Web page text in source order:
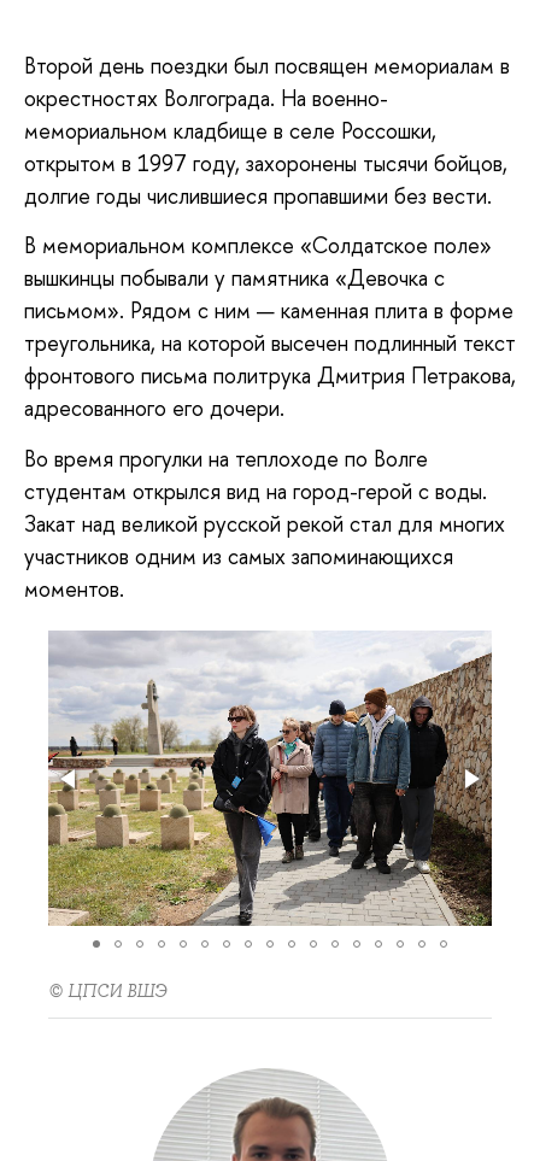
Второй день поездки был посвящен мемориалам в
окрестностях Волгограда. На военно-
мемориальном кладбище в селе Россошки,
открытом в 1997 году, захоронены тысячи бойцов,
долгие годы числившиеся пропавшими без вести.
В мемориальном комплексе «Солдатское поле»
вышкинцы побывали у памятника «Девочка с
письмом». Рядом с ним — каменная плита в форме
треугольника, на которой высечен подлинный текст
фронтового письма политрука Дмитрия Петракова,
адресованного его дочери.
Во время прогулки на теплоходе по Волге
студентам открылся вид на город-герой с воды.
Закат над великой русской рекой стал для многих
участников одним из самых запоминающихся
моментов.
© ЦПСИ ВШЭ